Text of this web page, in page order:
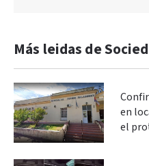
Más leidas de
en
el